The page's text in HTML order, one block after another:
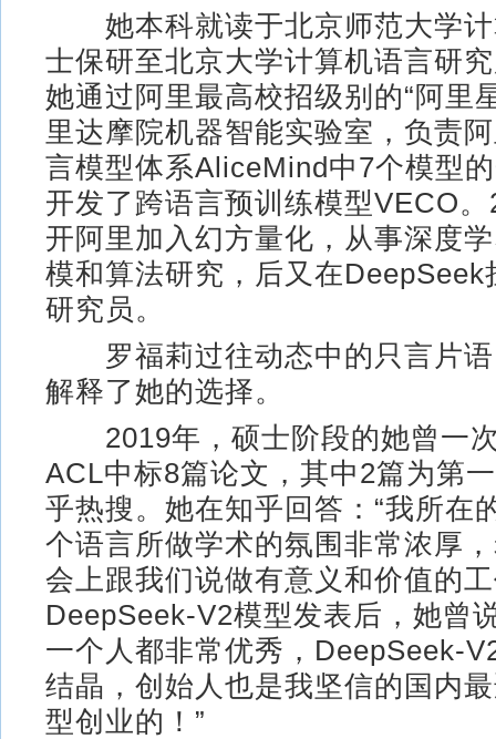
她本科就读于北京师范大学计
士保研至北京大学计算机语言研
她通过阿里最高校招级别的“阿里
里达摩院机器智能实验室，负责
言模型体系AliceMind中7个模型
开发了跨语言预训练模型VECO
开阿里加入幻方量化，从事深度
模和算法研究，后又在DeepSeek
研究员。
罗福莉过往动态中的只言片语
解释了她的选择。
2019年，硕士阶段的她曾一
ACL中标8篇论文，其中2篇为第
乎热搜。她在知乎回答：“我所在
个语言所做学术的氛围非常浓厚
会上跟我们说做有意义和价值的
DeepSeek-V2模型发表后，她曾
一个人都非常优秀，DeepSeek-
结晶，创始人也是我坚信的国内
型创业的！”